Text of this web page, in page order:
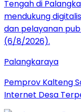
Palangkaraya
Pemprov Kalteng
Internet Desa